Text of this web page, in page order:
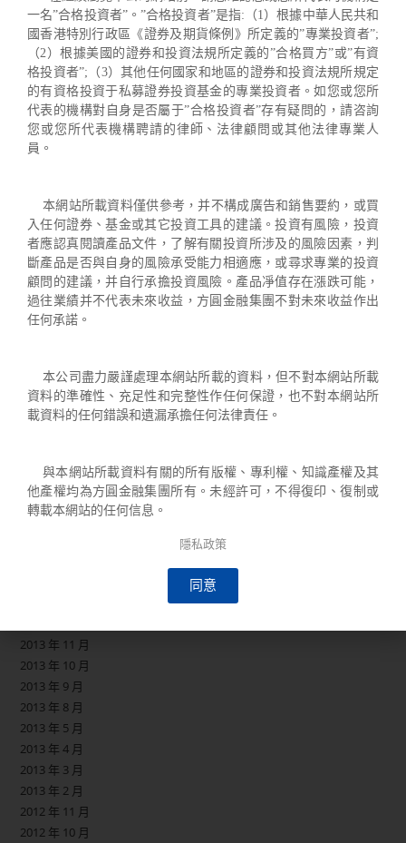
2018 年 8 月
2018 年 6 月
2018 年 5 月
2018 年 4 月
2018 年 3 月
2018 年 1 月
2017 年 12 月
2017 年 6 月
2017 年 5 月
2017 年 4 月
2016 年 12 月
2016 年 11 月
2016 年 9 月
2016 年 5 月
2016 年 3 月
2016 年 2 月
2016 年 1 月
2015 年 10 月
2015 年 7 月
2015 年 4 月
2013 年 11 月
2013 年 10 月
2013 年 9 月
2013 年 8 月
2013 年 5 月
2013 年 4 月
2013 年 3 月
2013 年 2 月
2012 年 11 月
2012 年 10 月
一名”合格投資者”。”合格投資者”是指:（1）根據中華人民共和
國香港特別行政區《證券及期貨條例》所定義的”專業投資者”;
（2）根據美國的證券和投資法規所定義的”合格買方”或”有資
格投資者”;（3）其他任何國家和地區的證券和投資法規所規定
的有資格投資于私募證券投資基金的專業投資者。如您或您所
代表的機構對自身是否屬于”合格投資者”存有疑問的，請咨詢
您或您所代表機構聘請的律師、法律顧問或其他法律專業人
員。
本網站所載資料僅供參考，并不構成廣告和銷售要約，或買
入任何證券、基金或其它投資工具的建議。投資有風險，投資
者應認真閱讀產品文件，了解有關投資所涉及的風險因素，判
斷產品是否與自身的風險承受能力相適應，或尋求專業的投資
顧問的建議，并自行承擔投資風險。產品凈值存在漲跌可能，
過往業績并不代表未來收益，方圓金融集團不對未來收益作出
任何承諾。
本公司盡力嚴謹處理本網站所載的資料，但不對本網站所載
資料的準確性、充足性和完整性作任何保證，也不對本網站所
載資料的任何錯誤和遺漏承擔任何法律責任。
與本網站所載資料有關的所有版權、專利權、知識產權及其
他產權均為方圓金融集團所有。未經許可，不得復印、復制或
轉載本網站的任何信息。
隱私政策
同意